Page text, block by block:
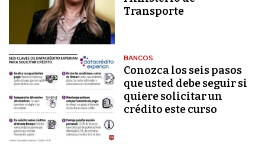
Transporte
BANCOS
Conozca los seis pasos
que usted debe seguir si
quiere solicitar un
crédito este curso